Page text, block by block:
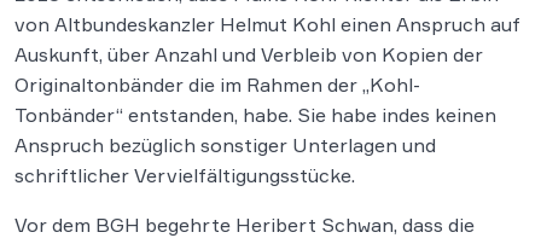
von Altbundeskanzler Helmut Kohl einen Anspruch auf
Auskunft, über Anzahl und Verbleib von Kopien der
Originaltonbänder die im Rahmen der „Kohl-
Tonbänder“ entstanden, habe. Sie habe indes keinen
Anspruch bezüglich sonstiger Unterlagen und
schriftlicher Vervielfältigungsstücke.
Vor dem BGH begehrte Heribert Schwan, dass die